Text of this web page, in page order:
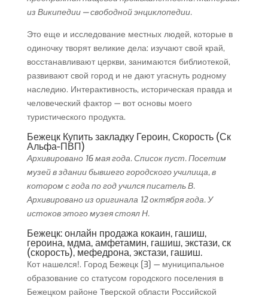
из Википедии — свободной энциклопедии.
Это еще и исследование местных людей, которые в
одиночку творят великие дела: изучают свой край,
восстанавливают церкви, занимаются библиотекой,
развивают свой город и не дают угаснуть родному
наследию. Интерактивность, историческая правда и
человеческий фактор — вот основы моего
туристического продукта.
Бежецк Купить закладку Героин, Скорость (Ск
Альфа-ПВП)
Архивировано 16 мая года. Список пуст. Посетим
музей в здании бывшего городского училища, в
котором с года по год учился писатель В.
Архивировано из оригинала 12 октября года. У
истоков этого музея стоял Н.
Бежецк: онлайн продажа кокаин, гашиш,
героина, мдма, амфетамин, гашиш, экстази, ск
(скорость), мефедрона, экстази, гашиш.
Кот нашелся!. Город Бежецк [3] — муниципальное
образование со статусом городского поселения в
Бежецком районе Тверской области Российской